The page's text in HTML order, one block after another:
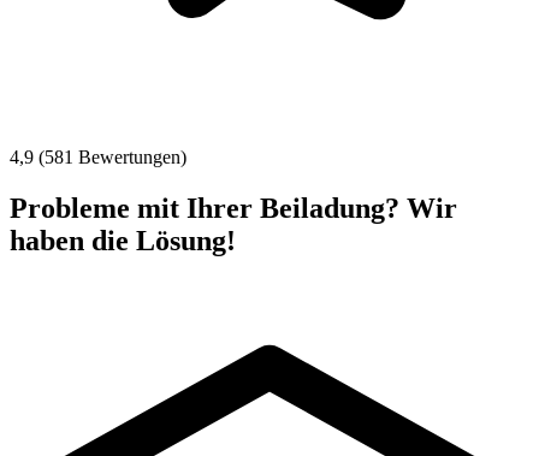
4,9 (581 Bewertungen)
Probleme mit Ihrer Beiladung? Wir
haben die Lösung!